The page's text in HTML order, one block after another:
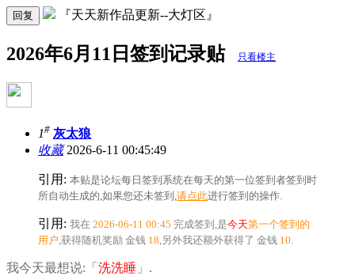
回复 『天天新作品更新--大灯区』
2026年6月11日签到记录贴 只看楼主
1# 灰太狼
收藏2026-6-11 00:45:49
引用: 本贴是论坛每日签到系统在每天的第一位签到者签到时
所自动生成的,如果您还未签到,请点此进行签到的操作.
引用: 我在 2026-06-11 00:45 完成签到,是今天第一个签到的
用户,获得随机奖励 金钱 18,另外我还额外获得了 金钱 10.
我今天最想说:「 洗洗睡 」.